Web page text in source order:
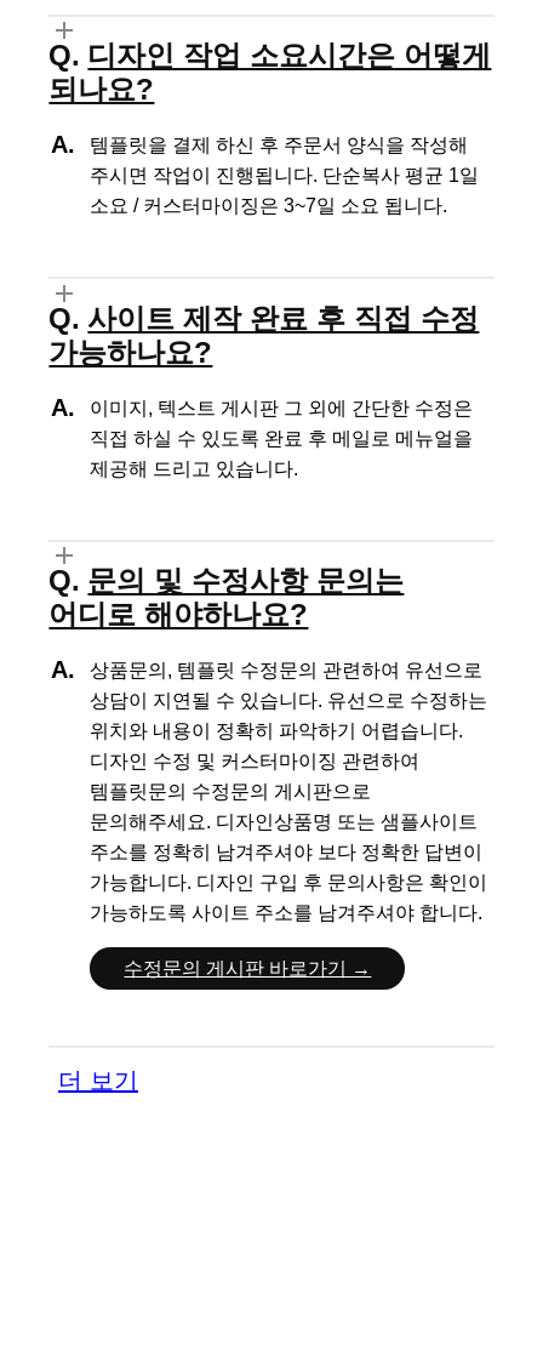
디자인 작업 소요시간은 어떻게
되나요?
템플릿을 결제 하신 후 주문서 양식을 작성해
주시면 작업이 진행됩니다. 단순복사 평균 1일
소요 / 커스터마이징은 3~7일 소요 됩니다.
사이트 제작 완료 후 직접 수정
가능하나요?
이미지, 텍스트 게시판 그 외에 간단한 수정은
직접 하실 수 있도록 완료 후 메일로 메뉴얼을
제공해 드리고 있습니다.
문의 및 수정사항 문의는
어디로 해야하나요?
상품문의, 템플릿 수정문의 관련하여 유선으로
상담이 지연될 수 있습니다. 유선으로 수정하는
위치와 내용이 정확히 파악하기 어렵습니다.
디자인 수정 및 커스터마이징 관련하여
템플릿문의 수정문의 게시판으로
문의해주세요. 디자인상품명 또는 샘플사이트
주소를 정확히 남겨주셔야 보다 정확한 답변이
가능합니다. 디자인 구입 후 문의사항은 확인이
가능하도록 사이트 주소를 남겨주셔야 합니다.
수정문의 게시판 바로가기 →
더 보기